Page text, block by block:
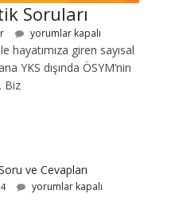
Soruları
yorumlar kapalı
hayatımıza giren sayısal
YKS dışında ÖSYM’nin
Biz
ve Cevapları
yorumlar kapalı